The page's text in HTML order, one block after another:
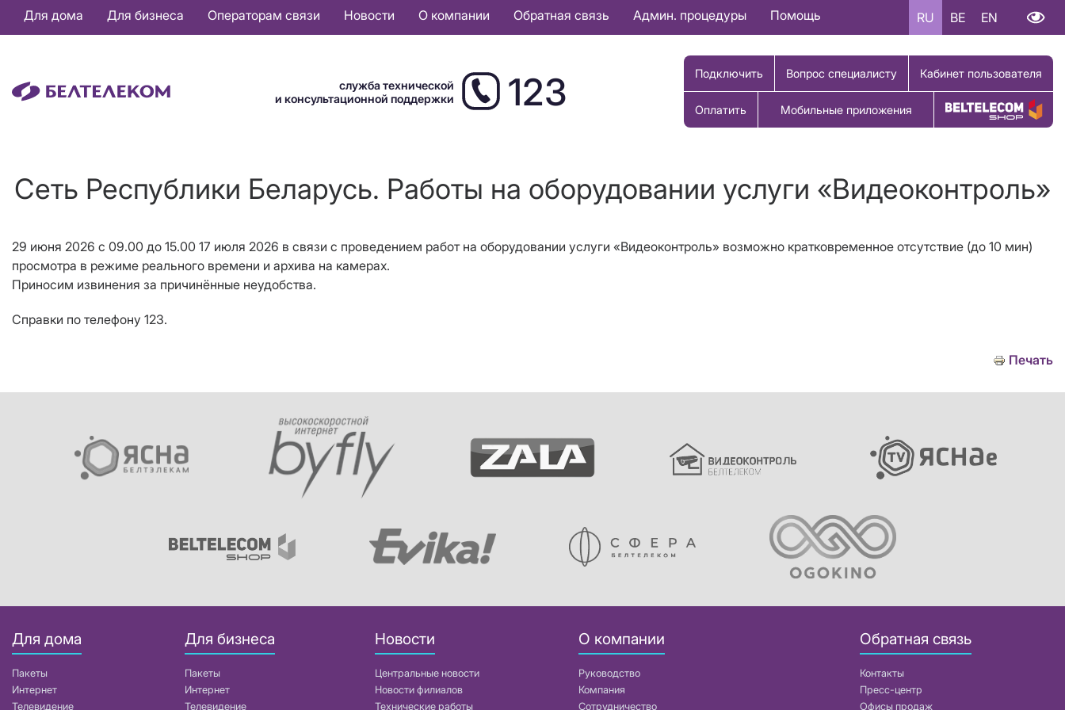
Основная
навигация
Для дома Для бизнеса Операторам связи Новости О компании Обратная связь Админ. процедуры Помощь RU BE EN
служба технической
и консультационной поддержки
123 Подключить Вопрос специалисту Кабинет пользователя
Оплатить Мобильные приложения Купить товар
Сеть Республики Беларусь. Работы на оборудовании услуги «Видеоконтроль»
29 июня 2026 с 09.00 до 15.00 17 июля 2026 в связи с проведением работ на оборудовании услуги «Видеоконтроль» возможно кратковременное отсутствие (до 10 мин)
просмотра в режиме реального времени и архива на камерах.
Приносим извинения за причинённые неудобства.
Справки по телефону 123.
Печать
Для дома
Пакеты
Интернет
Телевидение
Для бизнеса
Пакеты
Интернет
Телевидение
Новости
Центральные новости
Новости филиалов
Технические работы
О компании
Руководство
Компания
Сотрудничество
Обратная связь
Контакты
Пресс-центр
Офисы продаж